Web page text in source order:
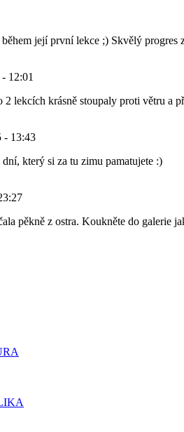
její první lekce ;) Skvělý progres
12:01
lekcích krásně stoupaly proti větru a
- 13:43
který si za tu zimu pamatujete :)
pěkně z ostra. Koukněte do galerie